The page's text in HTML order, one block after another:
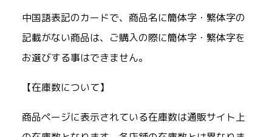
中国語表記のカードで、商品名に簡体字・繁体字の
記載がない商品は、ご購入の際に簡体字・繁体字を
お選びする事はできません。
【在庫数について】
商品ページに表示されている在庫数は通販サイト上